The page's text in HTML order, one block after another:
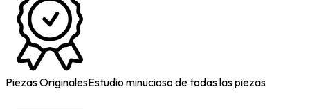
Piezas OriginalesEstudio minucioso de todas las piezas